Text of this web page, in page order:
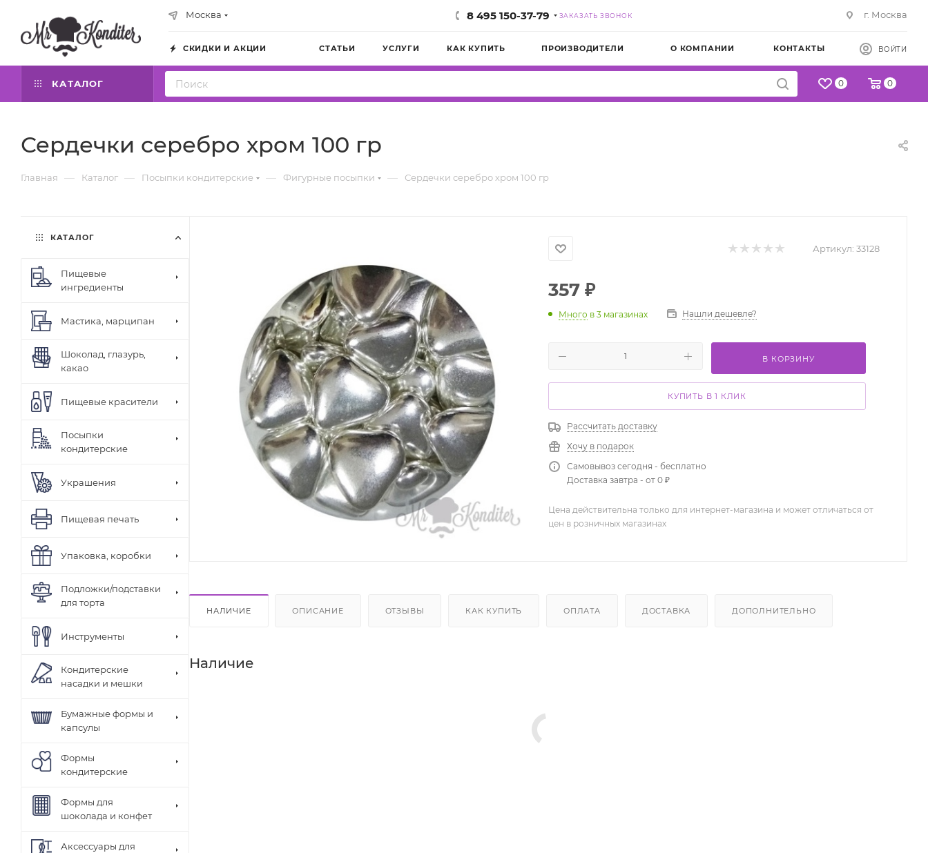
Москва 8 495 150-37-79 ЗАКАЗАТЬ ЗВОНОК г. Москва
СКИДКИ И АКЦИИ СТАТЬИ УСЛУГИ КАК КУПИТЬ ПРОИЗВОДИТЕЛИ О КОМПАНИИ КОНТАКТЫ ВОЙТИ
КАТАЛОГ 0 0
Сердечки серебро хром 100 гр
Главная — Каталог — Посыпки кондитерские — Фигурные посыпки — Сердечки серебро хром 100 гр
Артикул: 33128
357 ₽
Много в 3 магазинах Нашли дешевле?
В КОРЗИНУ
КУПИТЬ В 1 КЛИК
Рассчитать доставку
Хочу в подарок
Самовывоз сегодня - бесплатно
Доставка завтра - от 0 ₽
Цена действительна только для интернет-магазина и может отличаться от
цен в розничных магазинах
НАЛИЧИЕ ОПИСАНИЕ ОТЗЫВЫ КАК КУПИТЬ ОПЛАТА ДОСТАВКА ДОПОЛНИТЕЛЬНО
Наличие
КАТАЛОГ
Пищевые
ингредиенты
Мастика, марципан
Шоколад, глазурь,
какао
Пищевые красители
Посыпки
кондитерские
Украшения
Пищевая печать
Упаковка, коробки
Подложки/подставки
для торта
Инструменты
Кондитерские
насадки и мешки
Бумажные формы и
капсулы
Формы
кондитерские
Формы для
шоколада и конфет
Аксессуары для